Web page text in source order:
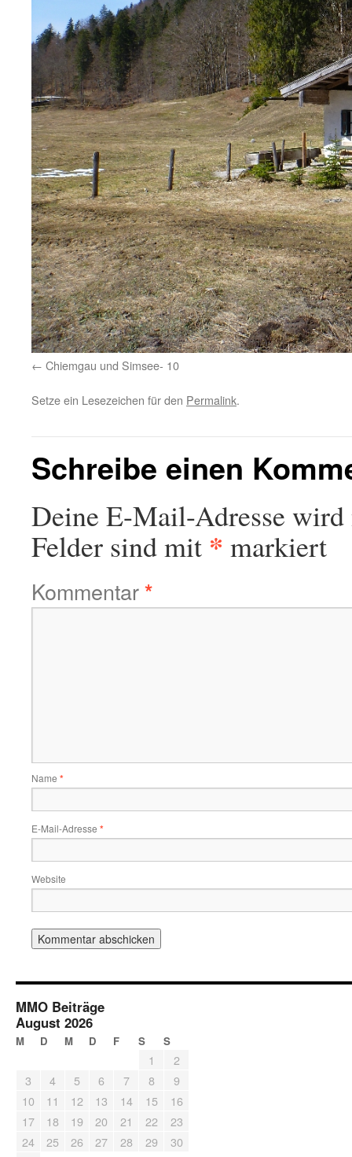
Chiemgau und Simsee- 10
Setze ein Lesezeichen für den Permalink.
Schreibe einen
Deine E-Mail-Adresse
Felder sind mit * markiert
Kommentar*
Name *
E-Mail-Adresse *
Website
MMO Beiträge
August 2026
M D M D F S S
1
2
3
4 5 6 7 8
9
10
11 12 13 14 15
16
17
18 19 20 21 22
23
24
25 26 27 28 29
30